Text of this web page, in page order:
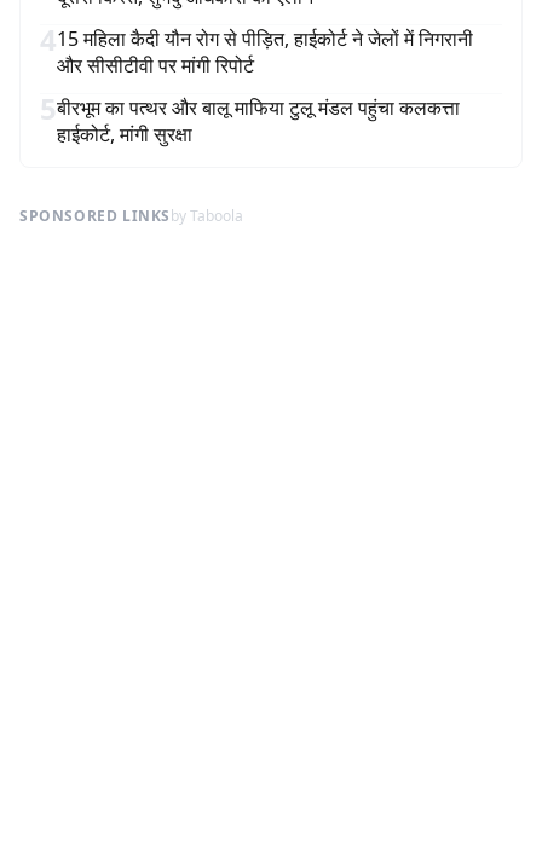
415 महिला कैदी यौन रोग से पीड़ित, हाईकोर्ट ने जेलों में निगरानी
और सीसीटीवी पर मांगी रिपोर्ट
5बीरभूम का पत्थर और बालू माफिया टुलू मंडल पहुंचा कलकत्ता
हाईकोर्ट, मांगी सुरक्षा
SPONSORED LINKSby Taboola